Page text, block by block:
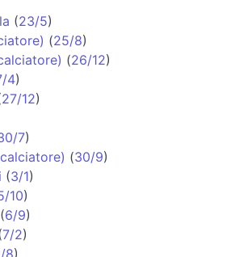
(23/5)
(25/8)
(26/12)
4)
27/12)
7)
(30/9)
(3/1)
10)
(6/9)
7/2)
8)